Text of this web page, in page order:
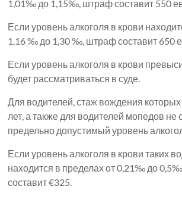
1,01‰ до 1,15‰, штраф составит 550
Если уровень алкоголя в крови
1,16 ‰ до 1,30 ‰, штраф составит 650
Если уровень алкоголя в крови
будет рассматриваться в суде.
Для водителей, стаж вождения
лет, а также для водителей мопедов не
предельно допустимый уровень
Если уровень алкоголя в крови таких
находится в пределах от 0,21‰ до
составит €325.